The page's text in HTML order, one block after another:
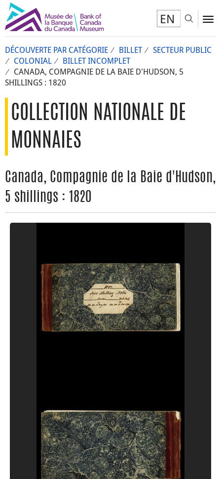
EN
DÉCOUVERTE PAR CATÉGORIE BILLET
SECTEUR PUBLIC
COLONIAL
BILLET INCOMPLET
CANADA, COMPAGNIE DE LA BAIE D'HUDSON, 5
SHILLINGS : 1820
COLLECTION NATIONALE DE
MONNAIES
Canada, Compagnie de la Baie d'Hudson,
5 shillings : 1820